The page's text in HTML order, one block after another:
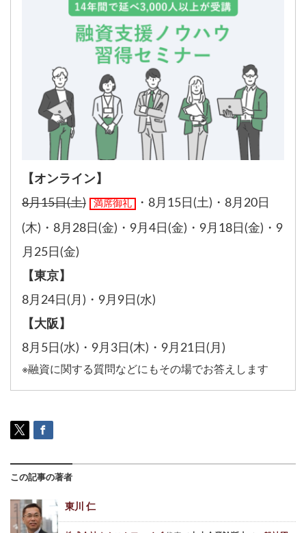
【オンライン】
8月15日(土) 満席御礼 ・ 8月15日(土) ・ 8月20日
(木) ・ 8月28日(金) ・ 9月4日(金) ・ 9月18日(金) ・ 9
月25日(金)
【東京】
8月24日(月) ・ 9月9日(水)
【大阪】
8月5日(水) ・ 9月3日(木) ・ 9月21日(月)
※融資に関する質問などにもその場でお答えします
この記事の著者
東川 仁